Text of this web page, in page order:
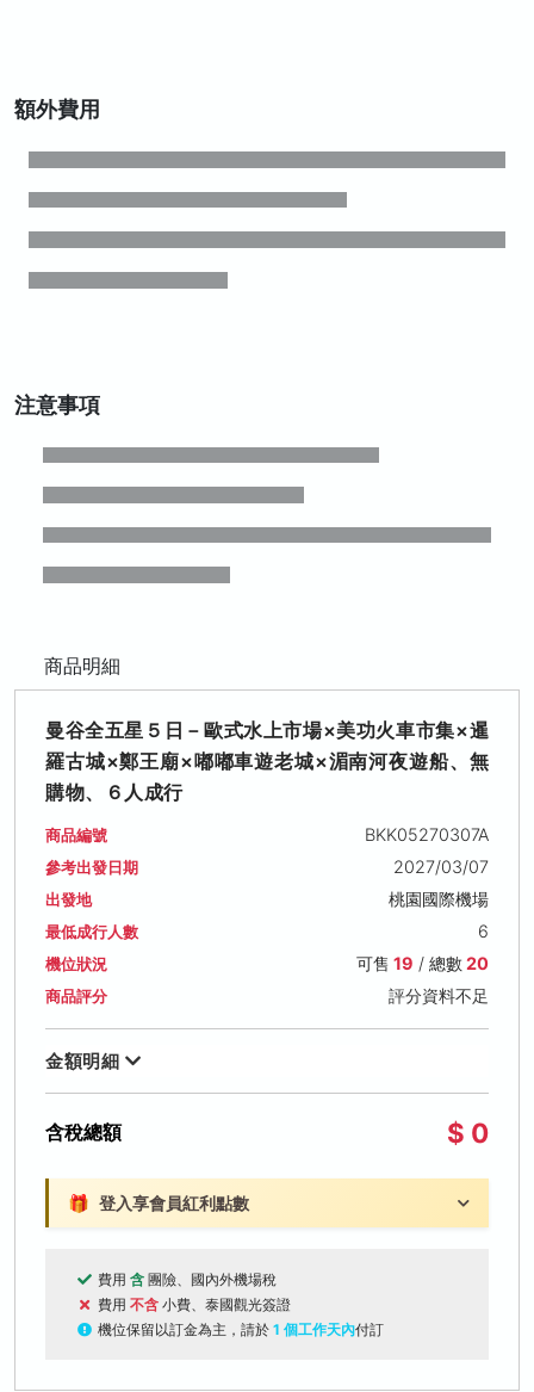
額外費用
注意事項
商品明細
曼谷全五星５日－歐式水上市場×美功火車市集×暹
羅古城×鄭王廟×嘟嘟車遊老城×湄南河夜遊船、無
購物、６人成行
商品編號 BKK05270307A
參考出發日期 2027/03/07
出發地 桃園國際機場
最低成行人數 6
機位狀況 可售 19 / 總數20
商品評分 評分資料不足
金額明細
含稅總額 $ 0
🎁 登入享會員紅利點數
費用 含 團險、國內外機場稅
費用 不含 小費、泰國觀光簽證
機位保留以訂金為主，請於 1 個工作天內付訂